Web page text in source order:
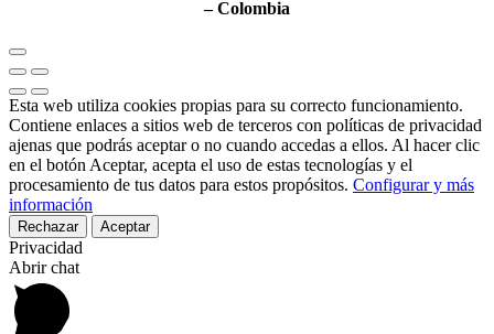
– Colombia
Esta web utiliza cookies propias para su correcto funcionamiento.
Contiene enlaces a sitios web de terceros con políticas de privacidad
ajenas que podrás aceptar o no cuando accedas a ellos. Al hacer clic
en el botón Aceptar, acepta el uso de estas tecnologías y el
procesamiento de tus datos para estos propósitos. Configurar y más
información
Rechazar Aceptar
Privacidad
Abrir chat